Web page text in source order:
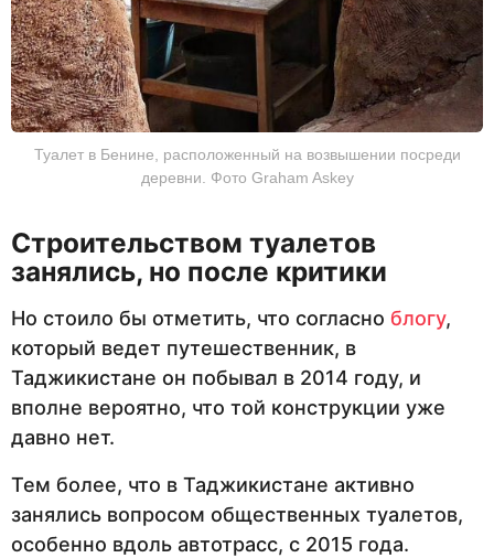
Туалет в Бенине, расположенный на возвышении посреди
деревни. Фото Graham Askey
Строительством туалетов
занялись, но после критики
Но стоило бы отметить, что согласно блогу,
который ведет путешественник, в
Таджикистане он побывал в 2014 году, и
вполне вероятно, что той конструкции уже
давно нет.
Тем более, что в Таджикистане активно
занялись вопросом общественных туалетов,
особенно вдоль автотрасс, с 2015 года.